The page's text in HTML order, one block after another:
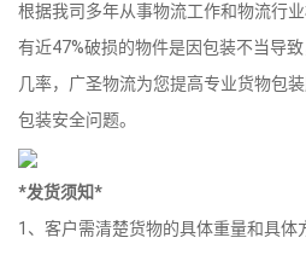
根据我司多年从事物流工作和物流行
有近47%破损的物件是因包装不当导
几率，广圣物流为您提高专业货物包
包装安全问题。
*发货须知*
1、客户需清楚货物的具体重量和具体